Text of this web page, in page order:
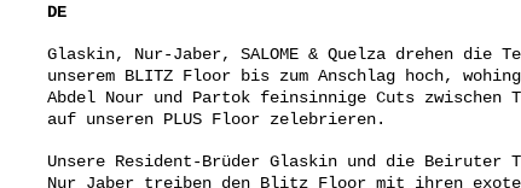
DE
Glaskin, Nur-Jaber, SALOME & Quelza drehen die
unserem BLITZ Floor bis zum Anschlag hoch,
Abdel Nour und Partok feinsinnige Cuts zwischen
auf unseren PLUS Floor zelebrieren.
Unsere Resident-Brüder Glaskin und die Beiruter
Nur Jaber treiben den Blitz Floor mit ihren